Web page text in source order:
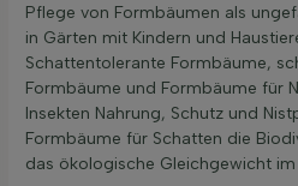
Pflege von Formbäumen als
in Gärten mit Kindern und
Schattentolerante Formbäume,
Formbäume und Formbäume für
Insekten Nahrung, Schutz und
Formbäume für Schatten die
das ökologische Gleichgewicht